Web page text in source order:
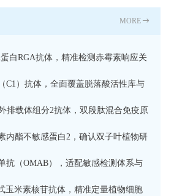
抗 现货
MORE
白RGA抗体，精准检测赤霉素响应关
C1）抗体，全面覆盖脱落酸活性库与
排载体组分2抗体，双段肽混合免疫原
内酯不敏感蛋白2，确认双子叶植物研
抗（OMAB），适配敏感检测体系与
玉米素核苷抗体，精准定量植物细胞